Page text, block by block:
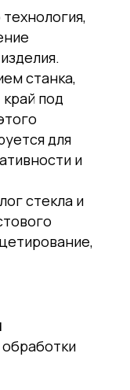
станка,
под
для
и
стекла и